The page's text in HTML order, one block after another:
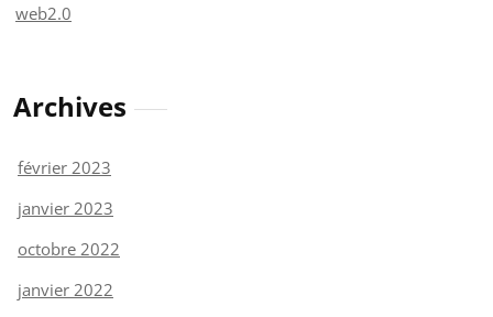
web2.0
Archives
février 2023
janvier 2023
octobre 2022
janvier 2022